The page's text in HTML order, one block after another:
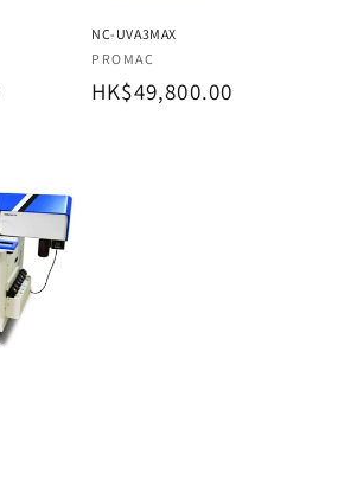
NC-UVA3MAX
廠
商：
PROMAC
定
HK$49,800.00